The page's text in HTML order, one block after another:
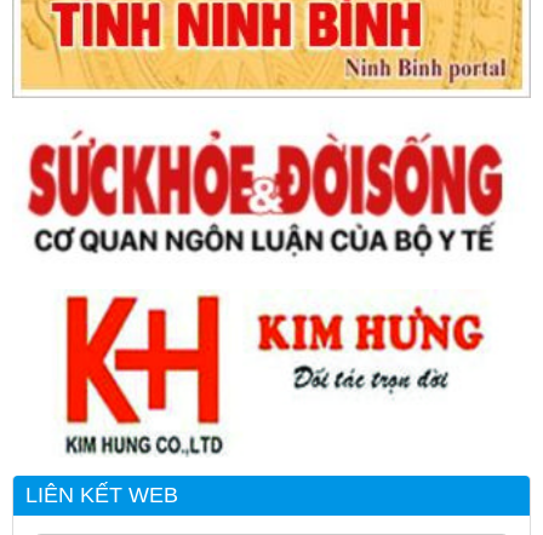
LIÊN KẾT WEB